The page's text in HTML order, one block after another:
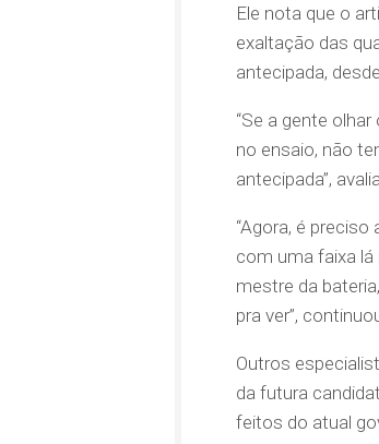
Ele nota que o
exaltação das
antecipada,
“Se a gente
no ensaio, não
antecipada”, avalia.
“Agora, é
com uma faixa lá
mestre da
pra ver”,
Outros
da futura
feitos do atual